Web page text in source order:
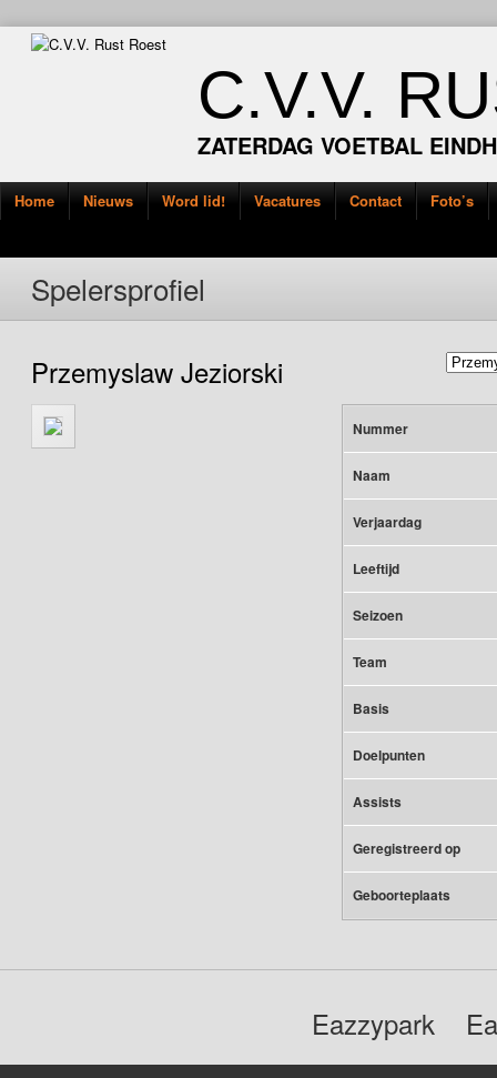
C.V.V.
ZATERDAG VOETBAL
Home Nieuws Word lid! Vacatures Contact Foto’s
Spelersprofiel
Przemyslaw Jeziorski
Nummer
Naam
Verjaardag
Leeftijd
Seizoen
Team
Basis
Doelpunten
Assists
Geregistreerd op
Geboorteplaats
Eazzypark